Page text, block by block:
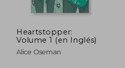
50%
dcto.
$ 111.456
$ 55.728
Heartstopper:
Volume 1 (en Inglés)
Alice Oseman